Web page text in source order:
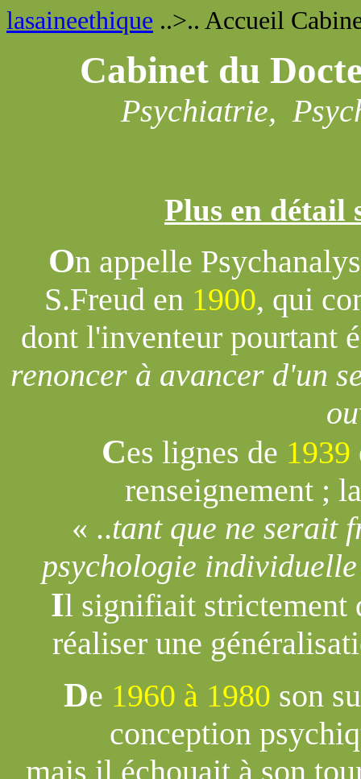
lasaineethique ..>.. Accueil
Cabinet du
Psychiatrie,
Plus en détail
On appelle
S.Freud en 1900, qui
dont l'inventeur pourtant
renoncer à avancer d'un
Ces lignes de 1939
renseignement ;
« ..tant que ne serait
psychologie
Il signifiait strictement
réaliser une
De 1960 à 1980 son
conception
mais il échouait à son